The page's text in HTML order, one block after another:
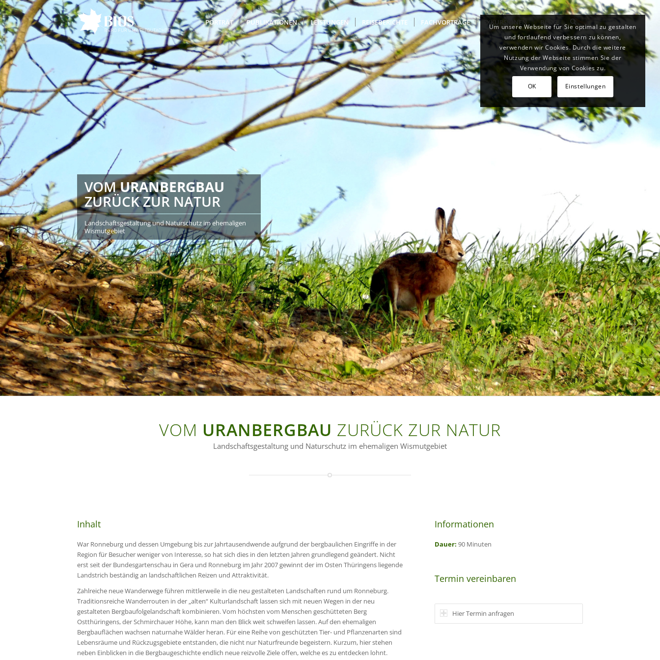
PORTRÄT PUBLIKATIONEN LEISTUNGEN REISEBERICHTE FACHVORTRÄGE EXKURSIONEN BLOG
VOMURANBERGBAU
ZURÜCK ZUR NATUR
Landschaftsgestaltung und Naturschutz im ehemaligen
Wismutgebiet
VOM URANBERGBAU ZURÜCK ZUR NATUR
Landschaftsgestaltung und Naturschutz im ehemaligen Wismutgebiet
Inhalt
War Ronneburg und dessen Umgebung bis zur Jahrtausendwende aufgrund der bergbaulichen Eingriffe in der
Region für Besucher weniger von Interesse, so hat sich dies in den letzten Jahren grundlegend geändert. Nicht
erst seit der Bundesgartenschau in Gera und Ronneburg im Jahr 2007 gewinnt der im Osten Thüringens liegende
Landstrich beständig an landschaftlichen Reizen und Attraktivität.
Zahlreiche neue Wanderwege führen mittlerweile in die neu gestalteten Landschaften rund um Ronneburg.
Traditionsreiche Wanderrouten in der „alten“ Kulturlandschaft lassen sich mit neuen Wegen in der neu
gestalteten Bergbaufolgelandschaft kombinieren. Vom höchsten vom Menschen geschütteten Berg
Ostthüringens, der Schmirchauer Höhe, kann man den Blick weit schweifen lassen. Auf den ehemaligen
Bergbauflächen wachsen naturnahe Wälder heran. Für eine Reihe von geschützten Tier- und Pflanzenarten sind
Lebensräume und Rückzugsgebiete entstanden, die nicht nur Naturfreunde begeistern. Kurzum, hier stehen
neben Einblicken in die Bergbaugeschichte endlich neue reizvolle Ziele offen, welche es zu entdecken lohnt.
Informationen
Dauer: 90 Minuten
Termin vereinbaren
Hier Termin anfragen
Um unsere Webseite für Sie optimal zu gestalten
und fortlaufend verbessern zu können,
verwenden wir Cookies. Durch die weitere
Nutzung der Webseite stimmen Sie der
Verwendung von Cookies zu.
OK Einstellungen